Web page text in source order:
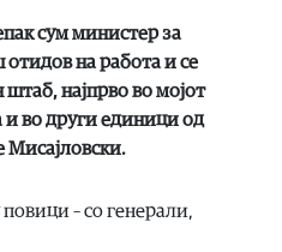
сум министер за
на работа и се
најпрво во мојот
и во други единици од
Мисајловски.
– со генерали,